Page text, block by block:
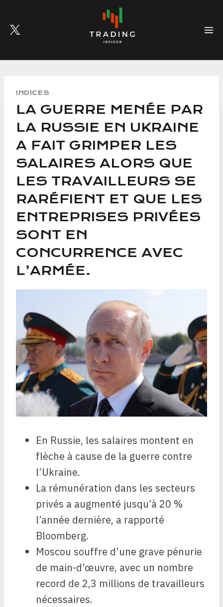
content
INDICES
LA GUERRE MENÉE PAR
LA RUSSIE EN UKRAINE
A FAIT GRIMPER LES
SALAIRES ALORS QUE
LES TRAVAILLEURS SE
RARÉFIENT ET QUE LES
ENTREPRISES PRIVÉES
SONT EN
CONCURRENCE AVEC
L’ARMÉE.
En Russie, les salaires montent en
flèche à cause de la guerre contre
l’Ukraine.
La rémunération dans les secteurs
privés a augmenté jusqu’à 20 %
l’année dernière, a rapporté
Bloomberg.
Moscou souffre d’une grave pénurie
de main-d’œuvre, avec un nombre
record de 2,3 millions de travailleurs
nécessaires.